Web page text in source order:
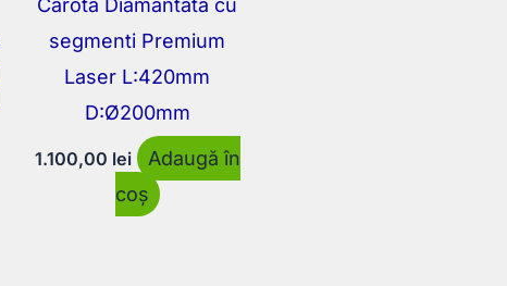
Carota Diamantata cu
segmenti Premium
Laser L:420mm
D:Ø200mm
1.100,00 lei
Adaugă în
coș